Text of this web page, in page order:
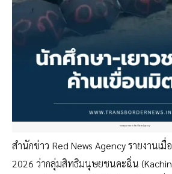
ขอบคุณภาพจาก Red News Agency
สำนักข่าว Red News Agency รายงานเ
2026 ว่ากลุ่มสิทธิมนุษยชนคะฉิ่น (Kachin